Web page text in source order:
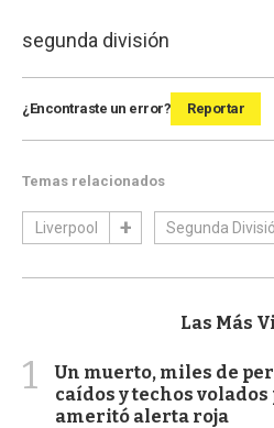
segunda división
¿Encontraste un error? Reportar
Temas relacionados
Liverpool Segunda
Las Más
1
Un muerto, miles de
caídos y techos
ameritó alerta roja